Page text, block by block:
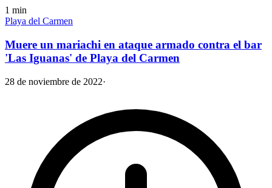
1 min
Playa del Carmen
Muere un mariachi en ataque armado contra el bar
'Las Iguanas' de Playa del Carmen
28 de noviembre de 2022·